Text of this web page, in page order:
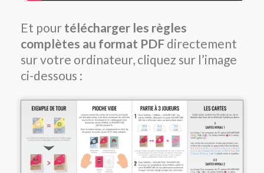
Et pour télécharger les règles
complètes au format PDF directement
sur votre ordinateur, cliquez sur l’image
ci-dessous :